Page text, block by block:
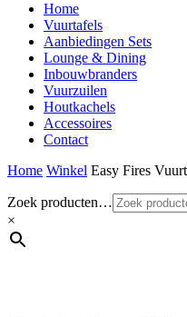
Home
Vuurtafels
Aanbiedingen Sets
Lounge & Dining
Inbouwbranders
Vuurzuilen
Houtkachels
Accessoires
Contact
Home Winkel Easy Fires
Zoek producten…
×